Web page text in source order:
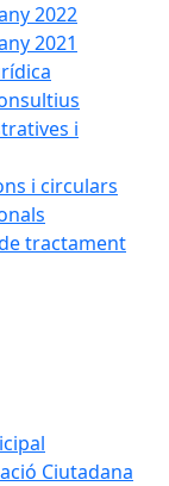
2022
2021
i
i circulars
tractament
Ciutadana